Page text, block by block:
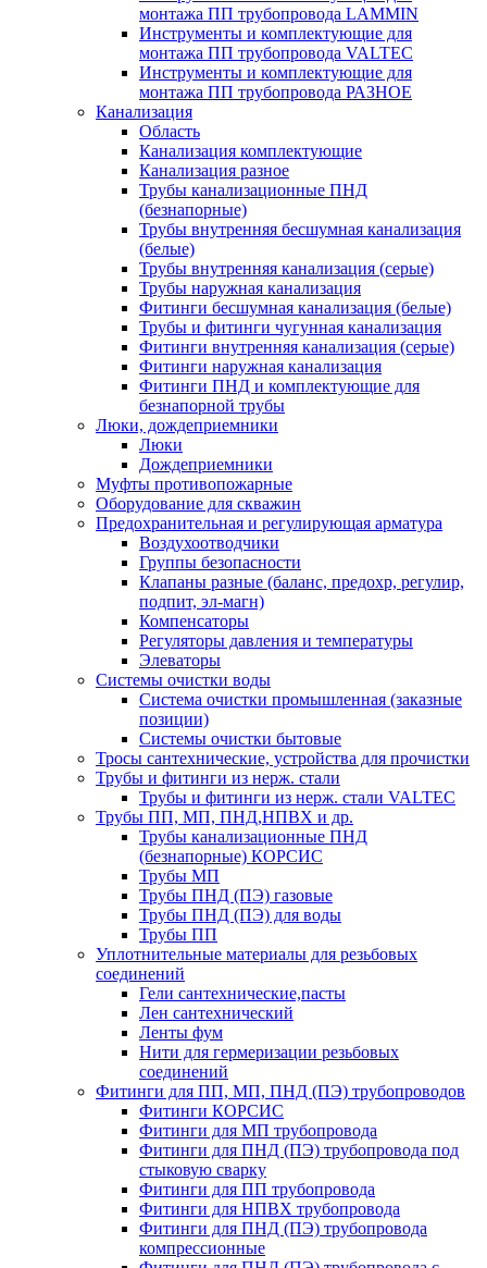
монтажа ПП трубопровода LAMMIN
Инструменты и комплектующие для
монтажа ПП трубопровода VALTEC
Инструменты и комплектующие для
монтажа ПП трубопровода РАЗНОЕ
Канализация
Область
Канализация комплектующие
Канализация разное
Трубы канализационные ПНД
(безнапорные)
Трубы внутренняя бесшумная канализация
(белые)
Трубы внутренняя канализация (серые)
Трубы наружная канализация
Фитинги бесшумная канализация (белые)
Трубы и фитинги чугунная канализация
Фитинги внутренняя канализация (серые)
Фитинги наружная канализация
Фитинги ПНД и комплектующие для
безнапорной трубы
Люки, дождеприемники
Люки
Дождеприемники
Муфты противопожарные
Оборудование для скважин
Предохранительная и регулирующая арматура
Воздухоотводчики
Группы безопасности
Клапаны разные (баланс, предохр, регулир,
подпит, эл-магн)
Компенсаторы
Регуляторы давления и температуры
Элеваторы
Системы очистки воды
Система очистки промышленная (заказные
позиции)
Системы очистки бытовые
Тросы сантехнические, устройства для прочистки
Трубы и фитинги из нерж. стали
Трубы и фитинги из нерж. стали VALTEC
Трубы ПП, МП, ПНД,НПВХ и др.
Трубы канализационные ПНД
(безнапорные) КОРСИС
Трубы МП
Трубы ПНД (ПЭ) газовые
Трубы ПНД (ПЭ) для воды
Трубы ПП
Уплотнительные материалы для резьбовых
соединений
Гели сантехнические,пасты
Лен сантехнический
Ленты фум
Нити для гермеризации резьбовых
соединений
Фитинги для ПП, МП, ПНД (ПЭ) трубопроводов
Фитинги КОРСИС
Фитинги для МП трубопровода
Фитинги для ПНД (ПЭ) трубопровода под
стыковую сварку
Фитинги для ПП трубопровода
Фитинги для НПВХ трубопровода
Фитинги для ПНД (ПЭ) трубопровода
компрессионные